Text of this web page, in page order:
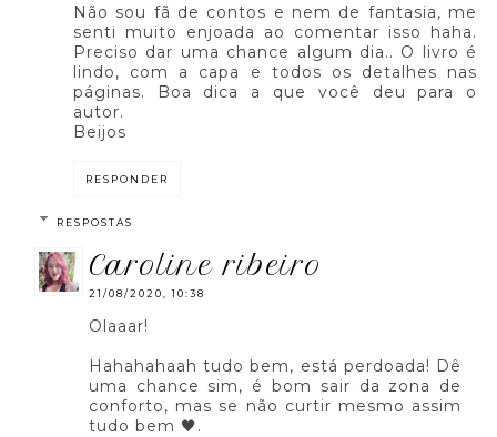
Não sou fã de contos e nem de fantasia, me
senti muito enjoada ao comentar isso haha.
Preciso dar uma chance algum dia.. O livro é
lindo, com a capa e todos os detalhes nas
páginas. Boa dica a que você deu para o
autor.
Beijos
RESPONDER
RESPOSTAS
caroline ribeiro
21/08/2020, 10:38
Olaaar!
Hahahahaah tudo bem, está perdoada! Dê
uma chance sim, é bom sair da zona de
conforto, mas se não curtir mesmo assim
tudo bem 🖤.